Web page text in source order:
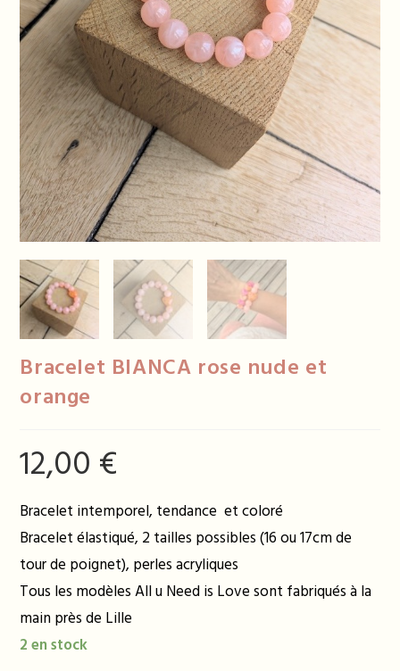
Bracelet BIANCA rose nude et
orange
12,00 €
Bracelet intemporel, tendance et coloré
Bracelet élastiqué, 2 tailles possibles (16 ou 17cm de
tour de poignet), perles acryliques
Tous les modèles All u Need is Love sont fabriqués à la
main près de Lille
2 en stock